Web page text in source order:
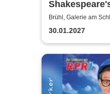
Galerie am
Brühl, Galerie am
30.01.2027